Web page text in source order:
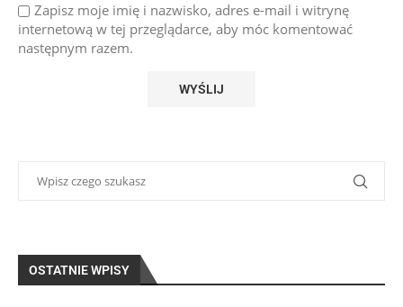
Zapisz moje imię i nazwisko, adres e-mail i witrynę
internetową w tej przeglądarce, aby móc komentować
następnym razem.
OSTATNIE WPISY